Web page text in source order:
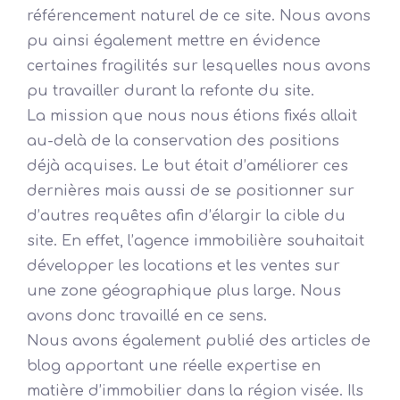
référencement naturel de ce site. Nous avons
pu ainsi également mettre en évidence
certaines fragilités sur lesquelles nous avons
pu travailler durant la refonte du site.
La mission que nous nous étions fixés allait
au-delà de la conservation des positions
déjà acquises. Le but était d’améliorer ces
dernières mais aussi de se positionner sur
d’autres requêtes afin d’élargir la cible du
site. En effet, l’agence immobilière souhaitait
développer les locations et les ventes sur
une zone géographique plus large. Nous
avons donc travaillé en ce sens.
Nous avons également publié des articles de
blog apportant une réelle expertise en
matière d’immobilier dans la région visée. Ils